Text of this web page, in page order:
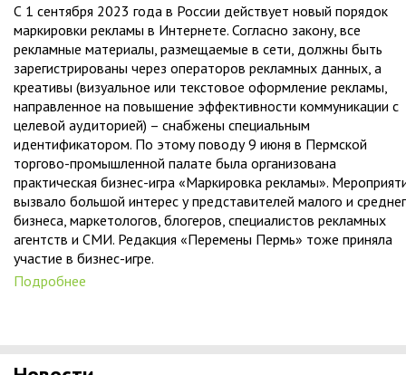
С 1 сентября 2023 года в России действует новый порядок
маркировки рекламы в Интернете. Согласно закону, все
рекламные материалы, размещаемые в сети, должны быть
зарегистрированы через операторов рекламных данных, а
креативы (визуальное или текстовое оформление рекламы,
направленное на повышение эффективности коммуникации с
целевой аудиторией) – снабжены специальным
идентификатором. По этому поводу 9 июня в Пермской
торгово-промышленной палате была организована
практическая бизнес-игра «Маркировка рекламы».
вызвало большой интерес у представителей малого и
бизнеса, маркетологов, блогеров, специалистов рекламных
агентств и СМИ. Редакция «Перемены Пермь» тоже приняла
участие в бизнес-игре.
Подробнее